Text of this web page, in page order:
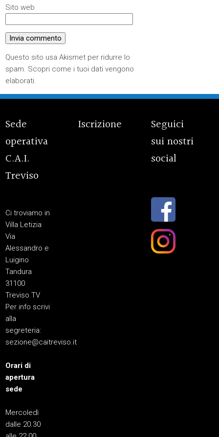
Sito web
Questo sito usa Akismet per ridurre lo
spam. Scopri come i tuoi dati vengono
elaborati.
Sede
operativa
C.A.I.
Treviso
Ci troviamo in
Villa Letizia
Via
Alessandro e
Luigino
Tandura
31100
Treviso TV
Per info scrivi
alla
segreteria:
sezione@caitreviso.it
Orari di
apertura
sede
Mercoledì
dalle 20.30
Iscrizione
Seguici
sui nostri
social